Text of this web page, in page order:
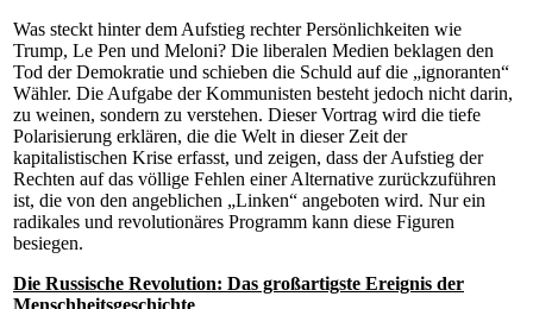
Was steckt hinter dem Aufstieg rechter Persönlichkeiten wie
Trump, Le Pen und Meloni? Die liberalen Medien beklagen den
Tod der Demokratie und schieben die Schuld auf die „ignoranten“
Wähler. Die Aufgabe der Kommunisten besteht jedoch nicht darin,
zu weinen, sondern zu verstehen. Dieser Vortrag wird die tiefe
Polarisierung erklären, die die Welt in dieser Zeit der
kapitalistischen Krise erfasst, und zeigen, dass der Aufstieg der
Rechten auf das völlige Fehlen einer Alternative zurückzuführen
ist, die von den angeblichen „Linken“ angeboten wird. Nur ein
radikales und revolutionäres Programm kann diese Figuren
besiegen.
Die Russische Revolution: Das großartigste Ereignis der
Menschheitsgeschichte